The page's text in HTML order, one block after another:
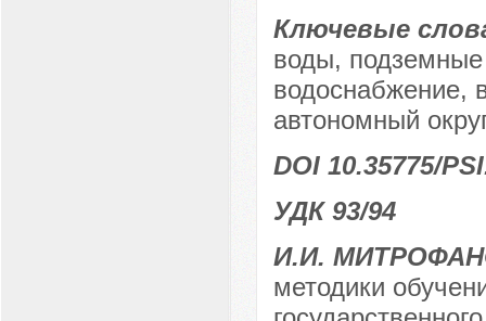
Ключевые
воды,
водоснабжение,
автономный
DOI 10.35775/
УДК 93/94
И.И.
методики